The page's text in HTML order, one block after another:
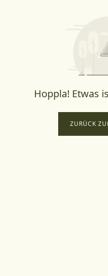
Hoppla! Etwas
ZURÜCK